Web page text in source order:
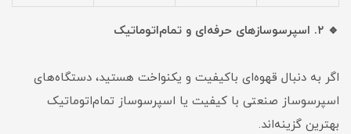
🔹 ۲. اسپرسوسازهای حرفه‌ای و تمام‌اتوماتیک
اگر به دنبال قهوه‌ای باکیفیت و یکنواخت هستید، دستگاه‌های
اسپرسوساز صنعتی با کیفیت یا اسپرسوساز تمام‌اتوماتیک
بهترین گزینه‌اند.